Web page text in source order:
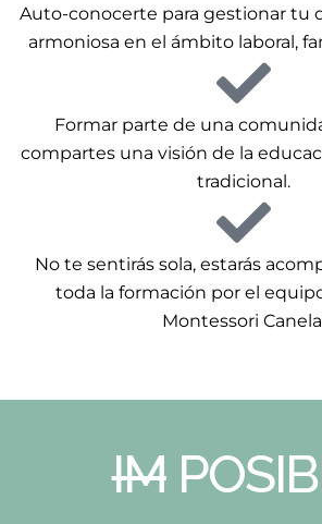
Auto-conocerte para gestionar tu
armoniosa en el ámbito laboral,
Formar parte de una
compartes una visión de la
tradicional.
No te sentirás sola, estarás
toda la formación por el
Montessori
IM